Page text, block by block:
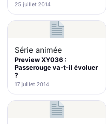
25 juillet 2014
Série animée
Preview XY036 :
Passerouge va-t-il évoluer
?
17 juillet 2014